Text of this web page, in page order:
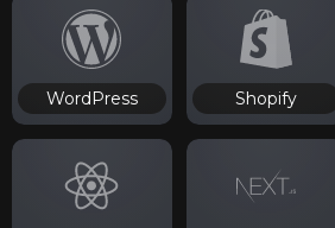
WordPress Shopify